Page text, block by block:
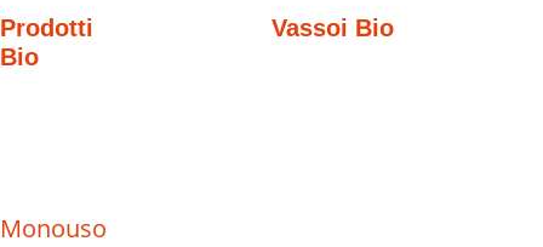
Prodotti
Bio
Vassoi Bio
Monouso